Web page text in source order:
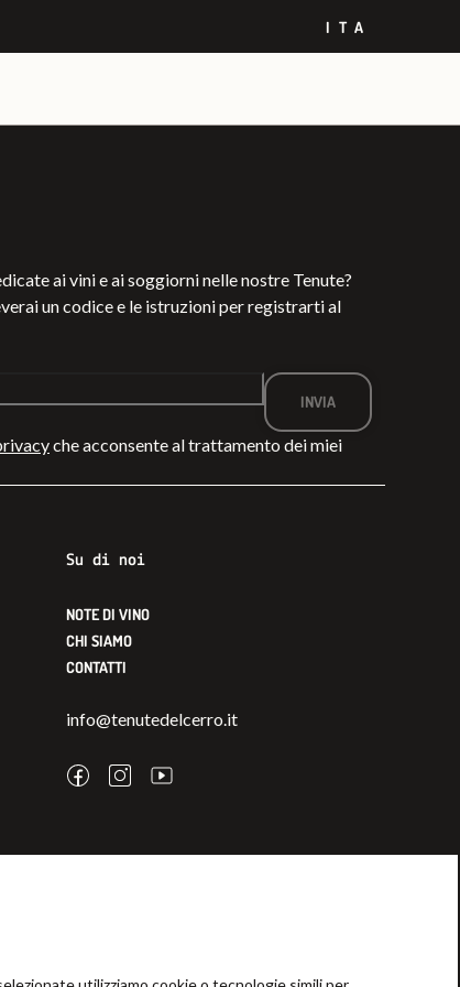
ITA
ai vini e ai soggiorni nelle nostre Tenute?
un codice e le istruzioni per registrarti al
che acconsente al trattamento dei miei
Su di noi
NOTE DI VINO
CHI SIAMO
CONTATTI
info@tenutedelcerro.it